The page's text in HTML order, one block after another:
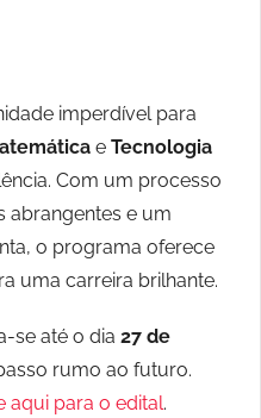
imperdível para
e Tecnologia
Com um processo
abrangentes e um
o programa oferece
uma carreira brilhante.
se até o dia 27 de
rumo ao futuro.
aqui para o edital.